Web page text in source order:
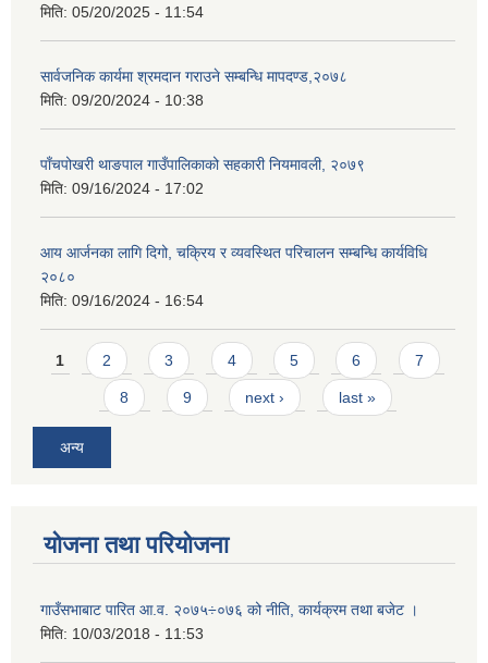
मिति: 05/20/2025 - 11:54
सार्वजनिक कार्यमा श्रमदान गराउने सम्बन्धि मापदण्ड,२०७८
मिति: 09/20/2024 - 10:38
पाँचपोखरी थाङपाल गाउँपालिकाको सहकारी नियमावली, २०७९
मिति: 09/16/2024 - 17:02
आय आर्जनका लागि दिगो, चक्रिय र व्यवस्थित परिचालन सम्बन्धि कार्यविधि
२०८०
मिति: 09/16/2024 - 16:54
Pages
1 2 3 4 5 6 7
8 9 next › last »
अन्य
योजना तथा परियोजना
गाउँसभाबाट पारित आ.व. २०७५÷०७६ को नीति, कार्यक्रम तथा बजेट ।
मिति: 10/03/2018 - 11:53